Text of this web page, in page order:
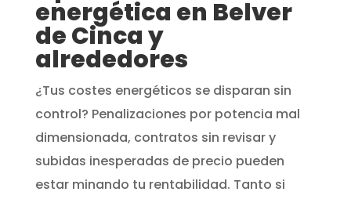
energética en Belver
de Cinca y
alrededores
¿Tus costes energéticos se disparan sin
control? Penalizaciones por potencia mal
dimensionada, contratos sin revisar y
subidas inesperadas de precio pueden
estar minando tu rentabilidad. Tanto si